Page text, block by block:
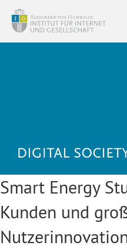
Smart Energy
Kunden und